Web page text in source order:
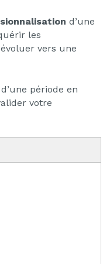
d’une
les
vers une
période en
votre